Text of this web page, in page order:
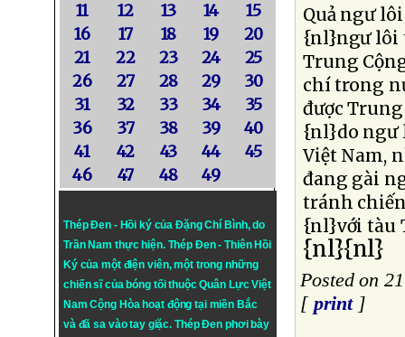
11
12 13 14
15
16
17 18 19
20
21
22 23 24
25
26
27 28 29
30
31
32 33 34
35
36
37 38 39
40
41
42 43 44
45
46
47 48 49
Thép Đen - Hồi ký của Đặng Chí Bình, do
Trần Nam thực hiện. Thép Đen- Thiên Hồi
Ký của một điện viên, một trong những
chiến sĩ của bóng tối thuộc Quân Lực Việt
Nam Cộng Hòa hoạt động tại miền Bắc
và đã sa vào tay giặc. Thép Đen phơi bày
Quả ngư
{nl}ngư lôi
Trung
chí trong
được
{nl}do ngư
Việt Nam,
đang gài
tránh chiến
{nl}với tàu
{nl}{nl}
Posted on
[ print]